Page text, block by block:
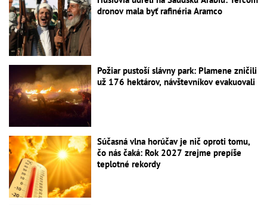
dronov mala byť rafinéria Aramco
Požiar pustoší slávny park: Plamene zničili
už 176 hektárov, návštevníkov evakuovali
Súčasná vlna horúčav je nič oproti tomu,
čo nás čaká: Rok 2027 zrejme prepíše
teplotné rekordy